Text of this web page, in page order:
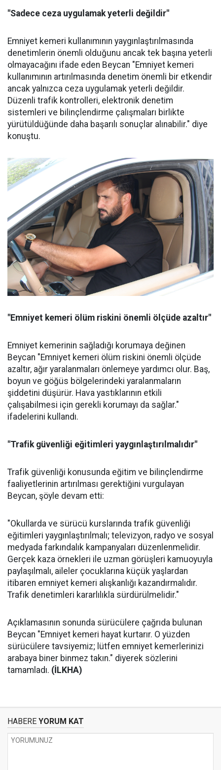
"Sadece ceza uygulamak yeterli değildir"
Emniyet kemeri kullanımının yaygınlaştırılmasında
denetimlerin önemli olduğunu ancak tek başına yeterli
olmayacağını ifade eden Beycan "Emniyet kemeri
kullanımının artırılmasında denetim önemli bir etkendir
ancak yalnızca ceza uygulamak yeterli değildir.
Düzenli trafik kontrolleri, elektronik denetim
sistemleri ve bilinçlendirme çalışmaları birlikte
yürütüldüğünde daha başarılı sonuçlar alınabilir." diye
konuştu.
"Emniyet kemeri ölüm riskini önemli ölçüde azaltır"
Emniyet kemerinin sağladığı korumaya değinen
Beycan "Emniyet kemeri ölüm riskini önemli ölçüde
azaltır, ağır yaralanmaları önlemeye yardımcı olur. Baş,
boyun ve göğüs bölgelerindeki yaralanmaların
şiddetini düşürür. Hava yastıklarının etkili
çalışabilmesi için gerekli korumayı da sağlar."
ifadelerini kullandı.
"Trafik güvenliği eğitimleri yaygınlaştırılmalıdır"
Trafik güvenliği konusunda eğitim ve bilinçlendirme
faaliyetlerinin artırılması gerektiğini vurgulayan
Beycan, şöyle devam etti:
"Okullarda ve sürücü kurslarında trafik güvenliği
eğitimleri yaygınlaştırılmalı; televizyon, radyo ve sosyal
medyada farkındalık kampanyaları düzenlenmelidir.
Gerçek kaza örnekleri ile uzman görüşleri kamuoyuyla
paylaşılmalı, aileler çocuklarına küçük yaşlardan
itibaren emniyet kemeri alışkanlığı kazandırmalıdır.
Trafik denetimleri kararlılıkla sürdürülmelidir."
Açıklamasının sonunda sürücülere çağrıda bulunan
Beycan "Emniyet kemeri hayat kurtarır. O yüzden
sürücülere tavsiyemiz; lütfen emniyet kemerlerinizi
arabaya biner binmez takın." diyerek sözlerini
tamamladı. (İLKHA)
HABERE YORUM KAT